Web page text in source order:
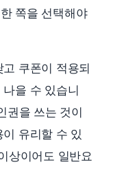
쪽을 선택해야
쿠폰이 적용되
을 수 있습니
권을 쓰는 것이
유리할 수 있
상이어도 일반요